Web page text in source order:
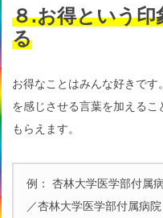
８.お得という印
る
お得なことはみんな好きです
を感じさせる言葉を加えるこ
もらえます。
例： 杏林大学医学部付属
／杏林大学医学部付属病